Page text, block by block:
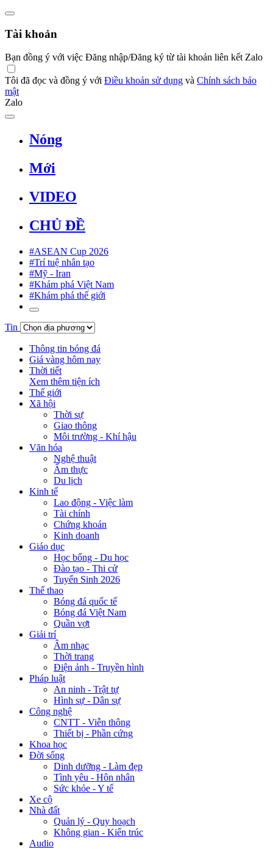
Tài khoản
Bạn đồng ý với việc Đăng nhập/Đăng ký từ tài khoản liên kết Zalo
Tôi đã đọc và đồng ý với Điều khoản sử dụng và Chính sách bảo
mật
Zalo
Nóng
Mới
VIDEO
CHỦ ĐỀ
#ASEAN Cup 2026
#Trí tuệ nhân tạo
#Mỹ - Iran
#Khám phá Việt Nam
#Khám phá thế giới
Tin
Thông tin bóng đá
Giá vàng hôm nay
Thời tiết
Xem thêm tiện ích
Thế giới
Xã hội
Thời sự
Giao thông
Môi trường - Khí hậu
Văn hóa
Nghệ thuật
Ẩm thực
Du lịch
Kinh tế
Lao động - Việc làm
Tài chính
Chứng khoán
Kinh doanh
Giáo dục
Học bổng - Du học
Đào tạo - Thi cử
Tuyển Sinh 2026
Thể thao
Bóng đá quốc tế
Bóng đá Việt Nam
Quần vợt
Giải trí
Âm nhạc
Thời trang
Điện ảnh - Truyền hình
Pháp luật
An ninh - Trật tự
Hình sự - Dân sự
Công nghệ
CNTT - Viễn thông
Thiết bị - Phần cứng
Khoa học
Đời sống
Dinh dưỡng - Làm đẹp
Tình yêu - Hôn nhân
Sức khỏe - Y tế
Xe cộ
Nhà đất
Quản lý - Quy hoạch
Không gian - Kiến trúc
Audio